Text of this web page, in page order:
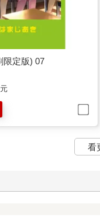
限定版) 07
元
看